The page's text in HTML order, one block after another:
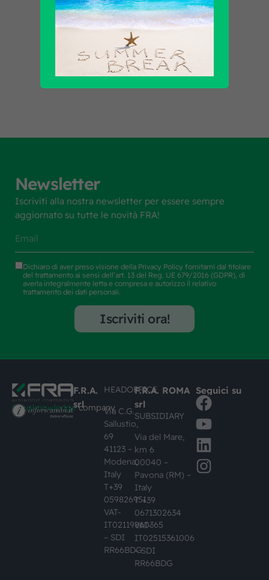
Scopri tutti i prodotti
Newsletter
Iscriviti alla nostra newsletter per essere sempre
aggiornato su tutte le novità FRA!
Dichiaro di aver preso visione della Privacy Policy fornitami dal titolare
del trattamento ai sensi dell’art. 13 del Reg. UE 679/2016 (GDPR), di
averla integralmente letta e compresa e autorizzo il relativo
trattamento dei dati personali.
Iscriviti ora!
#busknowledgecompany
F.R.A.
srl
HEADOFFICE
Via C.G.
Sallustio,
69
41123 –
Modena,
Italy
T+39
059826951
VAT-
IT02119860365
– SDI
RR66BDG
F.R.A. ROMA
srl
SUBSIDIARY
Via del Mare,
km 6
00040 –
Pavona (RM) –
Italy
T +39
0671302634
VAT-
IT02515361006
– SDI
RR66BDG
Seguici su